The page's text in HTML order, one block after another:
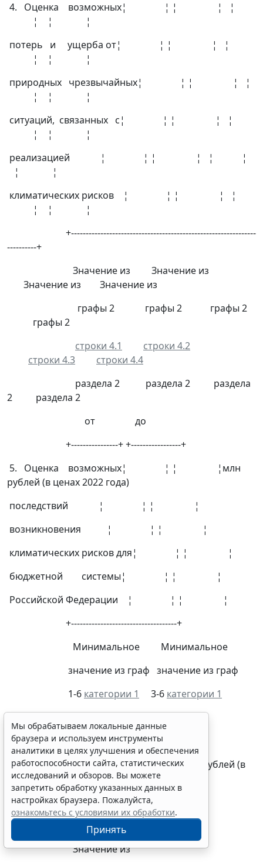
4. Оценка возможных¦ ¦ ¦ ¦ ¦
¦ ¦ ¦
потерь и ущерба от¦ ¦ ¦ ¦ ¦
¦ ¦ ¦
природных чрезвычайных¦ ¦ ¦ ¦ ¦
¦ ¦ ¦
ситуаций, связанных с¦ ¦ ¦ ¦ ¦
¦ ¦ ¦
реализацией ¦ ¦ ¦ ¦ ¦ ¦
¦ ¦
климатических рисков ¦ ¦ ¦ ¦ ¦
¦ ¦ ¦
+---------------------------------------------------------------
----------+
Значение из Значение из
Значение из Значение из
графы 2 графы 2 графы 2
графы 2
строки 4.1
строки 4.2
строки 4.3
строки 4.4
раздела 2 раздела 2 раздела
2 раздела 2
от до
+----------------+ +-----------------+
5. Оценка возможных¦ ¦ ¦ ¦млн
рублей (в ценах 2022 года)
последствий ¦ ¦ ¦ ¦
возникновения ¦ ¦ ¦ ¦
климатических рисков для¦ ¦ ¦ ¦
бюджетной системы¦ ¦ ¦ ¦
Российской Федерации ¦ ¦ ¦ ¦
+------------------------------------+
Минимальное Минимальное
значение из граф значение из граф
1-6 категории 1 3-6 категории 1
+----------------+
6. Возможные выплаты по ¦ ¦млн рублей (в
ценах 2022 года)
страховым случаям ¦ ¦
+----------------+
Значение из
Мы обрабатываем локальные данные
браузера и используем инструменты
аналитики в целях улучшения и обеспечения
работоспособности сайта, статистических
исследований и обзоров. Вы можете
запретить обработку указанных данных в
настройках браузера. Пожалуйста,
ознакомьтесь с условиями их обработки.
Принять